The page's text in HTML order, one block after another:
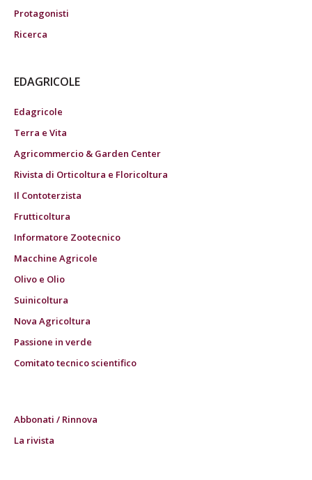
Protagonisti
Ricerca
EDAGRICOLE
Edagricole
Terra e Vita
Agricommercio & Garden Center
Rivista di Orticoltura e Floricoltura
Il Contoterzista
Frutticoltura
Informatore Zootecnico
Macchine Agricole
Olivo e Olio
Suinicoltura
Nova Agricoltura
Passione in verde
Comitato tecnico scientifico
Abbonati / Rinnova
La rivista